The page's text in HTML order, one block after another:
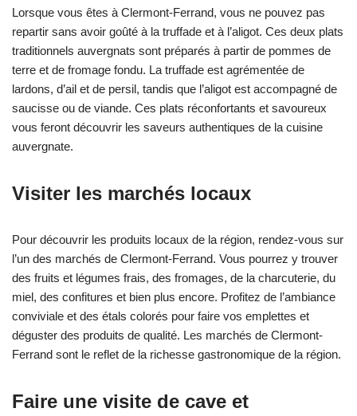
Lorsque vous êtes à Clermont-Ferrand, vous ne pouvez pas
repartir sans avoir goûté à la truffade et à l’aligot. Ces deux plats
traditionnels auvergnats sont préparés à partir de pommes de
terre et de fromage fondu. La truffade est agrémentée de
lardons, d’ail et de persil, tandis que l’aligot est accompagné de
saucisse ou de viande. Ces plats réconfortants et savoureux
vous feront découvrir les saveurs authentiques de la cuisine
auvergnate.
Visiter les marchés locaux
Pour découvrir les produits locaux de la région, rendez-vous sur
l’un des marchés de Clermont-Ferrand. Vous pourrez y trouver
des fruits et légumes frais, des fromages, de la charcuterie, du
miel, des confitures et bien plus encore. Profitez de l’ambiance
conviviale et des étals colorés pour faire vos emplettes et
déguster des produits de qualité. Les marchés de Clermont-
Ferrand sont le reflet de la richesse gastronomique de la région.
Faire une visite de cave et